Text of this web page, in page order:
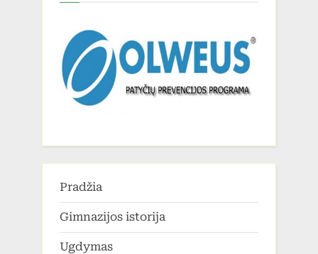
Pradžia
Gimnazijos istorija
Ugdymas